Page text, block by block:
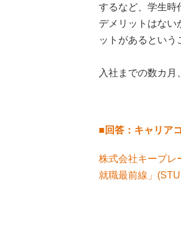
するなど、学生時
デメリットはない
ットがあるという
入社までの数カ月
■回答： キャリア
株式会社キープレ
就職最前線」